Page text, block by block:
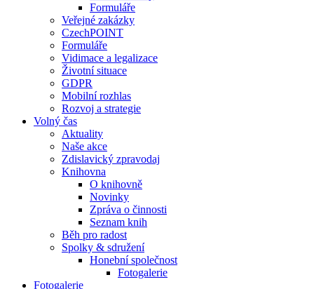
Formuláře
Veřejné zakázky
CzechPOINT
Formuláře
Vidimace a legalizace
Životní situace
GDPR
Mobilní rozhlas
Rozvoj a strategie
Volný čas
Aktuality
Naše akce
Zdislavický zpravodaj
Knihovna
O knihovně
Novinky
Zpráva o činnosti
Seznam knih
Běh pro radost
Spolky & sdružení
Honební společnost
Fotogalerie
Fotogalerie